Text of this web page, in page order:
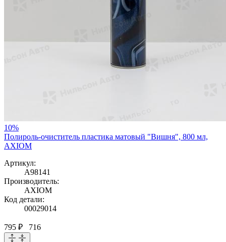
10%
Полироль-очиститель пластика матовый "Вишня", 800 мл,
AXIOM
Артикул:
A98141
Производитель:
AXIOM
Код детали:
00029014
795 ₽ 716